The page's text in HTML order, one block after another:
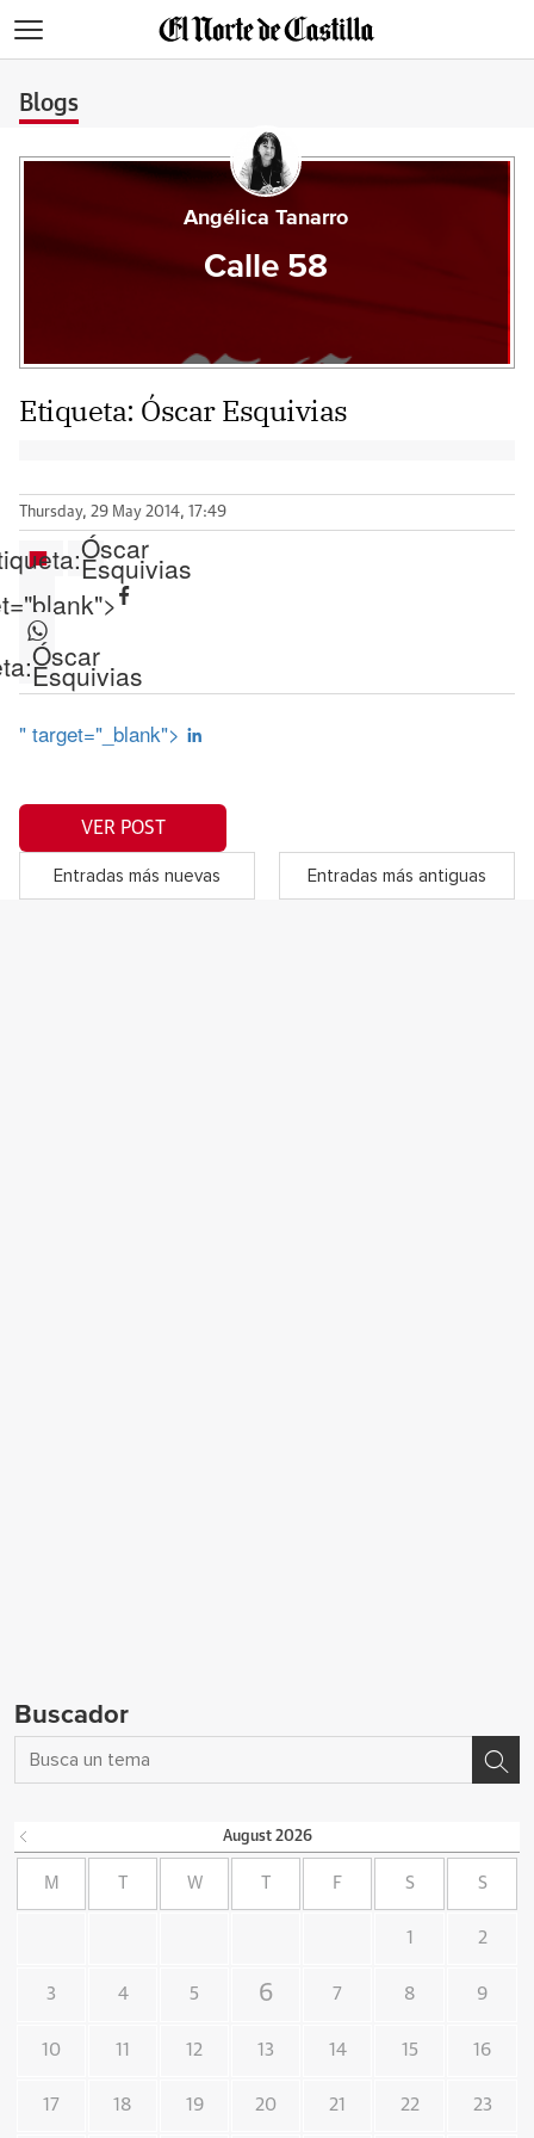
Blogs
Angélica Tanarro
Calle 58
Etiqueta: Óscar Esquivias
Thursday, 29 May 2014, 17:49
Óscar
Esquivias
Óscar
Esquivias
" target="_blank">
VER POST
Entradas más nuevas Entradas más antiguas
Buscador
August 2026
M W F S S
1 2
3 4 5 6 7 8 9
10 11 12 13 14 15 16
17 18 19 20 21 22 23